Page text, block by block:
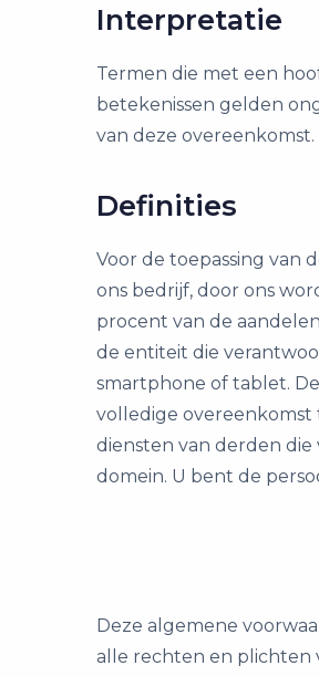
Interpretatie
Termen die met een
betekenissen gelden
van deze overeenkomst.
Definities
Voor de toepassing van
ons bedrijf, door ons
procent van de
de entiteit die
smartphone of tablet.
volledige overeenkomst
diensten van derden
domein. U bent de
Deze algemene
alle rechten en plichten